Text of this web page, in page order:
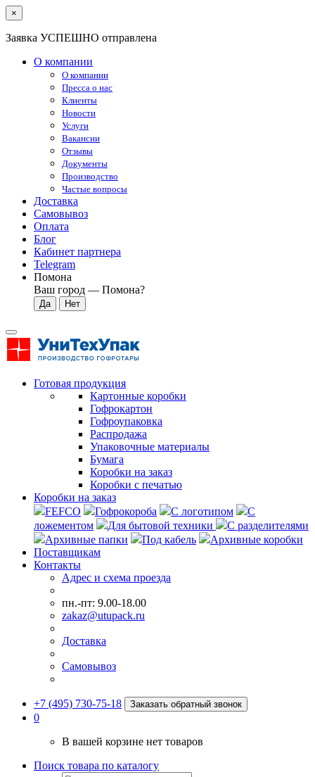
×
Заявка УСПЕШНО отправлена
О компании
О компании
Пресса о нас
Клиенты
Новости
Услуги
Вакансии
Отзывы
Документы
Производство
Частые вопросы
Доставка
Самовывоз
Оплата
Блог
Кабинет партнера
Telegram
Помона
Ваш город — Помона?
Готовая продукция
Картонные коробки
Гофрокартон
Гофроупаковка
Распродажа
Упаковочные материалы
Бумага
Коробки на заказ
Коробки с печатью
Коробки на заказ
FEFCO
Гофрокороба С логотипом
С
ложементом
Для бытовой техники
С разделителями
Архивные папки
Под кабель
Архивные коробки
Поставщикам
Контакты
Адрес и схема проезда
пн.-пт: 9.00-18.00
zakaz@utupack.ru
Доставка
Самовывоз
+7 (495) 730-75-18 Заказать обратный звонок
0
В вашей корзине нет товаров
Поиск товара по каталогу